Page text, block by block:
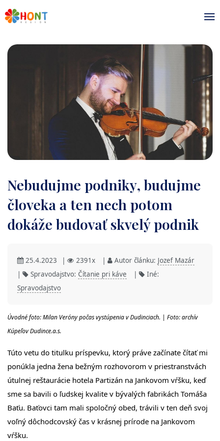
Nebudujme podniky, budujme
človeka a ten nech potom
dokáže budovať skvelý podnik
25.4.2023 | 2391x | Autor článku: Jozef Mazár
|
Spravodajstvo: Čítanie pri káve |
Iné:
Spravodajstvo
Úvodné foto: Milan Veróny počas vystúpenia v Dudinciach. | Foto: archív
Kúpeľov Dudince.a.s.
Túto vetu do titulku príspevku, ktorý práve začínate čítať mi
ponúkla jedna žena bežným rozhovorom v priestranstvách
útulnej reštaurácie hotela Partizán na Jankovom vŕšku, keď
sme sa bavili o ľudskej kvalite v bývalých fabrikách Tomáša
Baťu. Baťovci tam mali spoločný obed, trávili v ten deň svoj
voľný dôchodcovský čas v krásnej prírode na Jankovom
vŕšku.